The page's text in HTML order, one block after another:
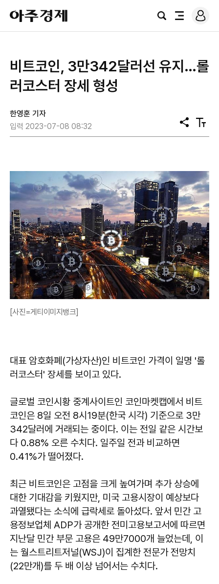
아
주
경
검
전
로
그
비트코인, 3만342달러선 유지…롤
러코스터 장세 형성
한영훈 기자
입력 2023-07-08 08:32
공
유
텍
스
[사진=게티이미지뱅크]
대표 암호화폐(가상자산)인 비트코인 가격이 일명 '롤
러코스터' 장세를 보이고 있다.
글로벌 코인시황 중계사이트인 코인마켓캡에서 비트
코인은 8일 오전 8시19분(한국 시각) 기준으로 3만
342달러에 거래되는 중이다. 이는 전일 같은 시간보
다 0.88% 오른 수치다. 일주일 전과 비교하면
0.41%가 떨어졌다.
최근 비트코인은 고점을 크게 높여가며 추가 상승에
대한 기대감을 키웠지만, 미국 고용시장이 예상보다
과열됐다는 소식에 급락세로 돌아섰다. 앞서 민간 고
용정보업체 ADP가 공개한 전미고용보고서에 따르면
지난달 민간 부문 고용은 49만7000개 늘었는데, 이
는 월스트리트저널(WSJ)이 집계한 전문가 전망치
(22만개)를 두 배 이상 넘어서는 수치다.